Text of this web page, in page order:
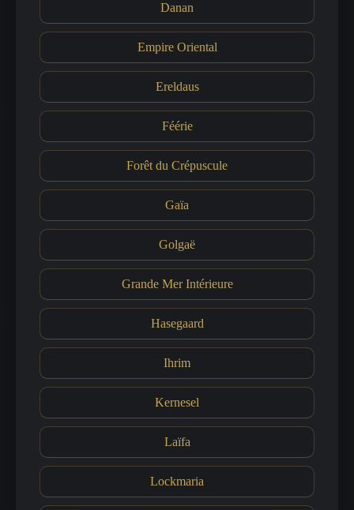
Danan
Empire Oriental
Ereldaus
Féérie
Forêt du Crépuscule
Gaïa
Golgaë
Grande Mer Intérieure
Hasegaard
Ihrim
Kernesel
Laïfa
Lockmaria